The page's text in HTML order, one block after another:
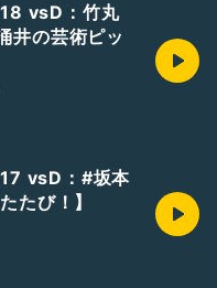
vsD：竹丸
井の芸術ピッ
vsD：#坂本
たび！】